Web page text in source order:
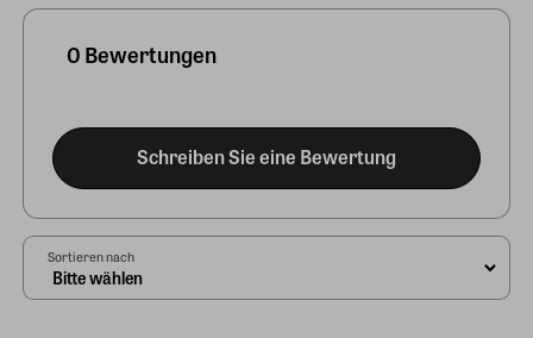
0 Bewertungen
Schreiben Sie eine Bewertung
Sortieren nach